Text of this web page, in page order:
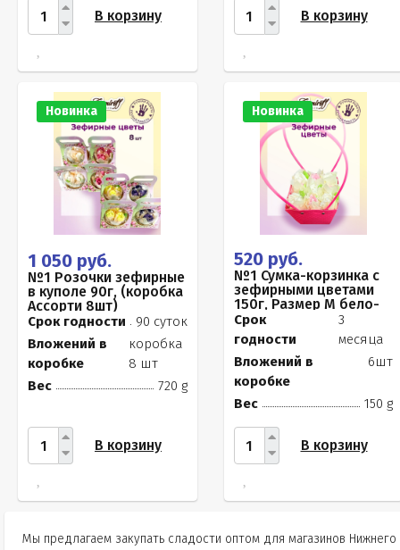
В корзину В корзину
Новинка
1 050 руб.
№1 Розочки зефирные
в куполе 90г, (коробка
Ассорти 8шт)
Срок годности
90 суток
Вложений в
коробке
коробка
8 шт
Вес
720 g
В корзину
Новинка
520 руб.
№1 Сумка-корзинка с
зефирными цветами
150г, Размер М бело-
розовые бутоны
Срок
годности
3
месяца
Вложений в
коробке
6шт
Вес 150 g
В корзину
Мы предлагаем закупать сладости оптом для магазинов Нижнего